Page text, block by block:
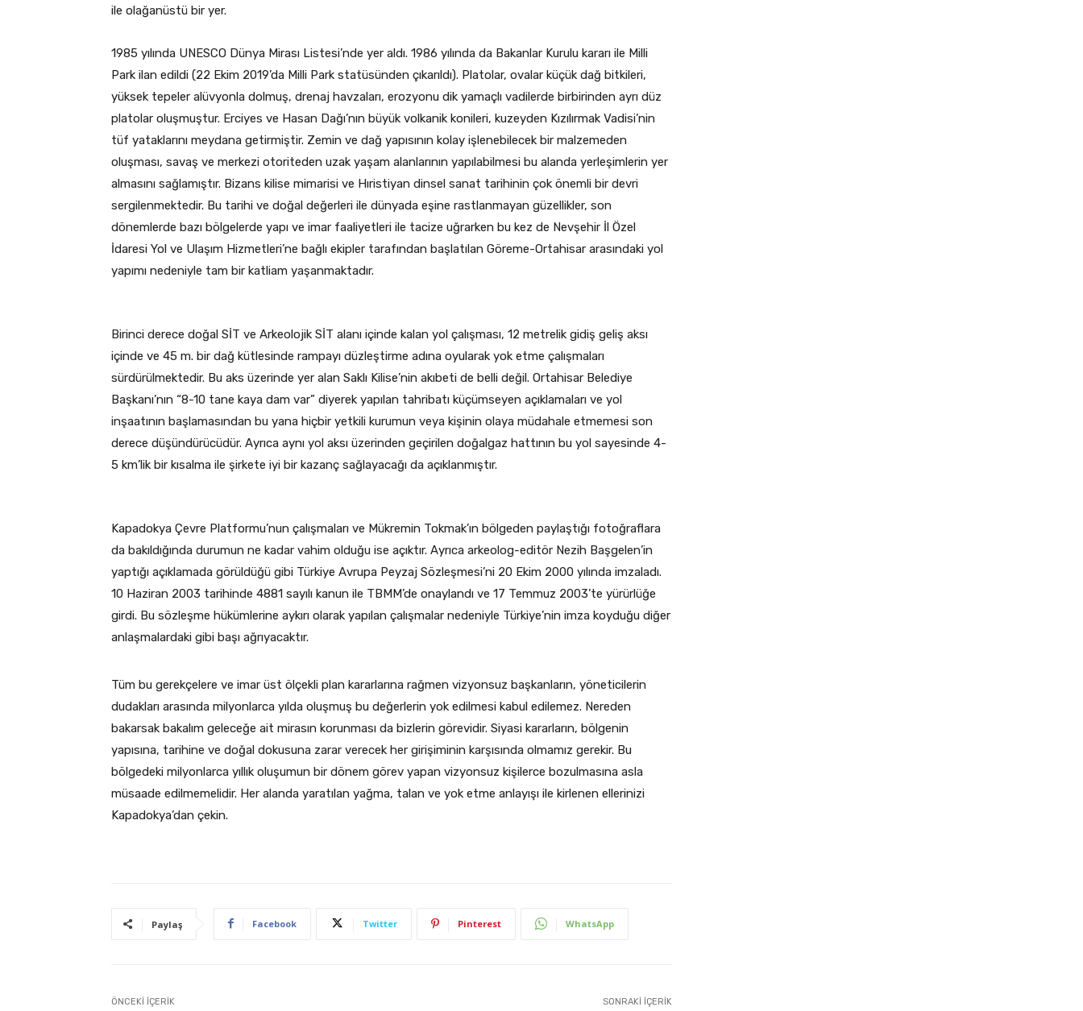
ile olağanüstü bir yer.
1985 yılında UNESCO Dünya Mirası Listesi’nde yer aldı. 1986 yılında da Bakanlar Kurulu kararı ile Milli
Park ilan edildi (22 Ekim 2019’da Milli Park statüsünden çıkarıldı). Platolar, ovalar küçük dağ bitkileri,
yüksek tepeler alüvyonla dolmuş, drenaj havzaları, erozyonu dik yamaçlı vadilerde birbirinden ayrı düz
platolar oluşmuştur. Erciyes ve Hasan Dağı’nın büyük volkanik konileri, kuzeyden Kızılırmak Vadisi’nin
tüf yataklarını meydana getirmiştir. Zemin ve dağ yapısının kolay işlenebilecek bir malzemeden
oluşması, savaş ve merkezi otoriteden uzak yaşam alanlarının yapılabilmesi bu alanda yerleşimlerin yer
almasını sağlamıştır. Bizans kilise mimarisi ve Hıristiyan dinsel sanat tarihinin çok önemli bir devri
sergilenmektedir. Bu tarihi ve doğal değerleri ile dünyada eşine rastlanmayan güzellikler, son
dönemlerde bazı bölgelerde yapı ve imar faaliyetleri ile tacize uğrarken bu kez de Nevşehir İl Özel
İdaresi Yol ve Ulaşım Hizmetleri’ne bağlı ekipler tarafından başlatılan Göreme-Ortahisar arasındaki yol
yapımı nedeniyle tam bir katliam yaşanmaktadır.
Birinci derece doğal SİT ve Arkeolojik SİT alanı içinde kalan yol çalışması, 12 metrelik gidiş geliş aksı
içinde ve 45 m. bir dağ kütlesinde rampayı düzleştirme adına oyularak yok etme çalışmaları
sürdürülmektedir. Bu aks üzerinde yer alan Saklı Kilise’nin akıbeti de belli değil. Ortahisar Belediye
Başkanı’nın “8-10 tane kaya dam var” diyerek yapılan tahribatı küçümseyen açıklamaları ve yol
inşaatının başlamasından bu yana hiçbir yetkili kurumun veya kişinin olaya müdahale etmemesi son
derece düşündürücüdür. Ayrıca aynı yol aksı üzerinden geçirilen doğalgaz hattının bu yol sayesinde 4-
5 km’lik bir kısalma ile şirkete iyi bir kazanç sağlayacağı da açıklanmıştır.
Kapadokya Çevre Platformu’nun çalışmaları ve Mükremin Tokmak’ın bölgeden paylaştığı fotoğraflara
da bakıldığında durumun ne kadar vahim olduğu ise açıktır. Ayrıca arkeolog-editör Nezih Başgelen’in
yaptığı açıklamada görüldüğü gibi Türkiye Avrupa Peyzaj Sözleşmesi’ni 20 Ekim 2000 yılında imzaladı.
10 Haziran 2003 tarihinde 4881 sayılı kanun ile TBMM’de onaylandı ve 17 Temmuz 2003’te yürürlüğe
girdi. Bu sözleşme hükümlerine aykırı olarak yapılan çalışmalar nedeniyle Türkiye’nin imza koyduğu diğer
anlaşmalardaki gibi başı ağrıyacaktır.
Tüm bu gerekçelere ve imar üst ölçekli plan kararlarına rağmen vizyonsuz başkanların, yöneticilerin
dudakları arasında milyonlarca yılda oluşmuş bu değerlerin yok edilmesi kabul edilemez. Nereden
bakarsak bakalım geleceğe ait mirasın korunması da bizlerin görevidir. Siyasi kararların, bölgenin
yapısına, tarihine ve doğal dokusuna zarar verecek her girişiminin karşısında olmamız gerekir. Bu
bölgedeki milyonlarca yıllık oluşumun bir dönem görev yapan vizyonsuz kişilerce bozulmasına asla
müsaade edilmemelidir. Her alanda yaratılan yağma, talan ve yok etme anlayışı ile kirlenen ellerinizi
Kapadokya’dan çekin.
Paylaş Facebook Twitter Pinterest WhatsApp
ÖNCEKI İÇERIK SONRAKI İÇERIK